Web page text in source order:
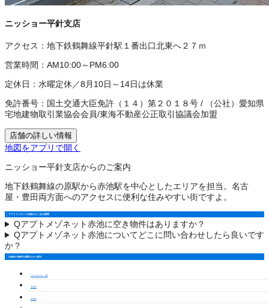
ニッショー平針支店
アクセス： 地下鉄鶴舞線平針駅１番出口北東へ２７ｍ
営業時間： AM10:00～PM6:00
定休日： 水曜定休／8月10日～14日は休業
免許番号： 国土交通大臣免許（１４）第２０１８号 /
（公社）愛知県
宅地建物取引業協会会員/東海不動産公正取引協議会加盟
店舗の詳しい情報
地図をアプリで開く
ニッショー平針支店からのご案内
地下鉄鶴舞線の原駅から赤池駅を中心としたエリアを担当。名古
屋・豊田両方面へのアクセスに便利な住みやすい街ですよ。
アプトメゾネット赤池のよくある質問
Qアプトメゾネット赤池に空き物件はありますか？
Qアプトメゾネット赤池についてどこに問い合わせしたら良いです
か？
日進市の物件を間取りから探す
ワンルーム・1K
1LDK
2LDK